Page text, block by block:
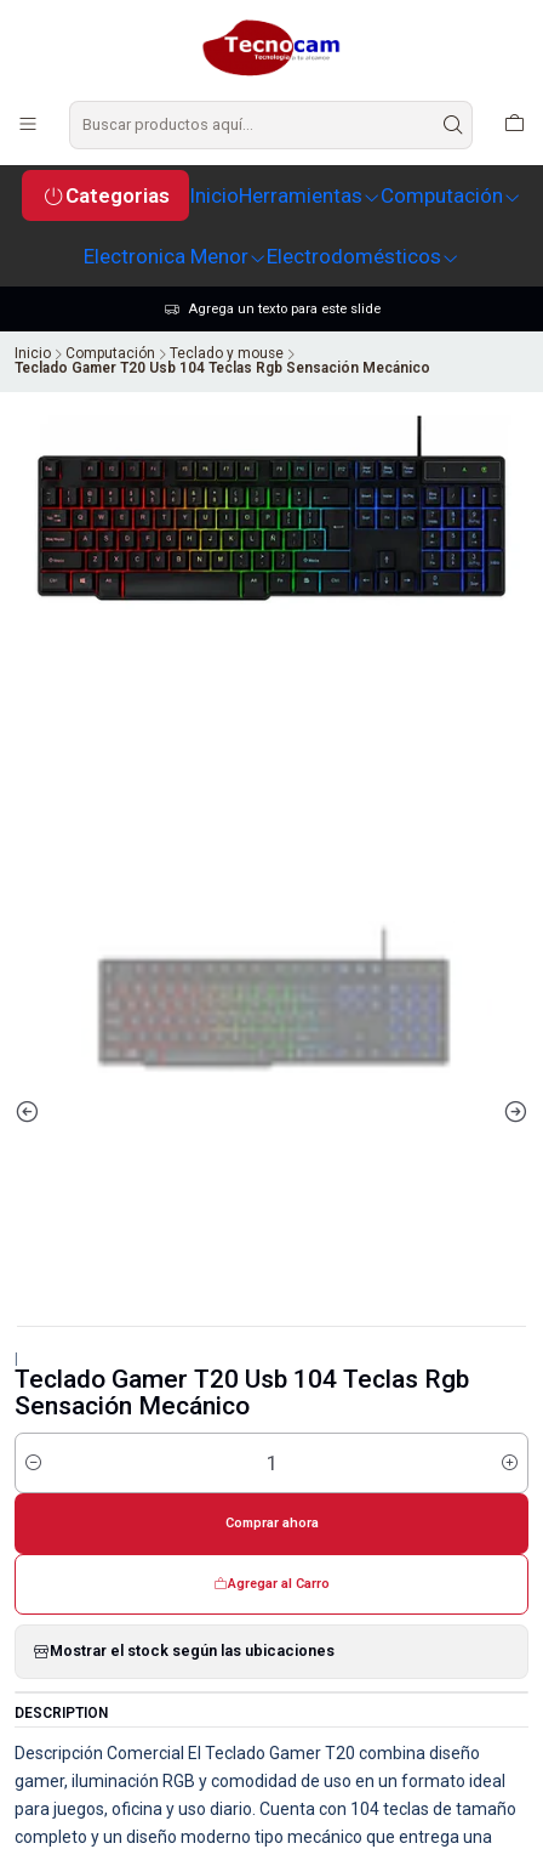
Categorias InicioHerramientas Computación
Electronica Menor Electrodomésticos
Agrega un texto para este slide
Inicio Computación
Teclado y mouse
Teclado Gamer T20 Usb 104 Teclas Rgb Sensación Mecánico
Teclado Gamer T20 Usb 104 Teclas Rgb
Sensación Mecánico
Cantidad
Agregar al Carro
Comprar ahora
Mostrar el stock según las ubicaciones
DESCRIPTION
Descripción Comercial El Teclado Gamer T20 combina diseño
gamer, iluminación RGB y comodidad de uso en un formato ideal
para juegos, oficina y uso diario. Cuenta con 104 teclas de tamaño
completo y un diseño moderno tipo mecánico que entrega una